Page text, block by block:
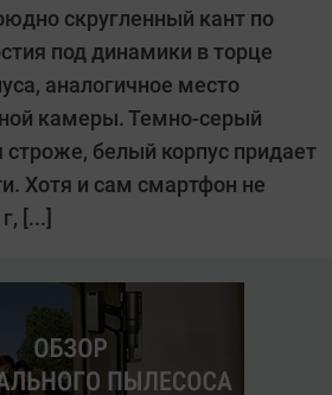
скругленный кант по
под динамики в торце
аналогичное место
камеры. Темно-серый
строже, белый корпус придает
Хотя и сам смартфон не
[...]